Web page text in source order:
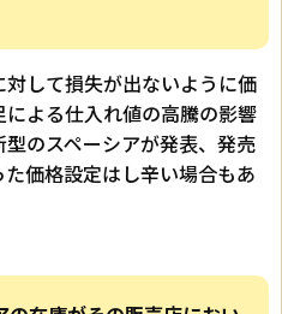
して損失が出ないように価
よる仕入れ値の高騰の影響
のスペーシアが発表、発売
価格設定はし辛い場合もあ